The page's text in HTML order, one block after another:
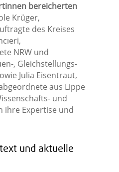
bereicherten
Krüger,
des Kreises
NRW und
, Gleichstellungs-
Julia Eisentraut,
aus Lippe
und
ihre Expertise und
und aktuelle